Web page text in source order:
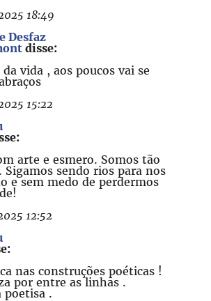
18:49
Desfaz
disse:
vida , aos poucos vai se
15:22
arte e esmero. Somos tão
sendo rios para nos
e sem medo de perdermos
12:52
nas construções poéticas !
por entre as linhas .
poetisa .